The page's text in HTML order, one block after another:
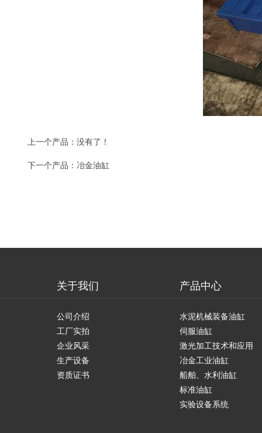
上一个产品：没有了！
下一个产品： 冶金油缸
关于我们
公司介绍
工厂实拍
企业风采
生产设备
资质证书
产品中心
水泥机械装备油缸
伺服油缸
激光加工技术和应用
冶金工业油缸
船舶、水利油缸
标准油缸
实验设备系统